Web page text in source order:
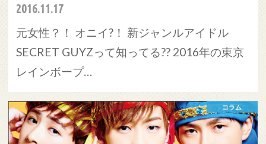
2016.11.17
元女性？！ オニイ?！ 新ジャンルアイドル
SECRET GUYZって知ってる?? 2016年の東京
レインボープ…
コラム